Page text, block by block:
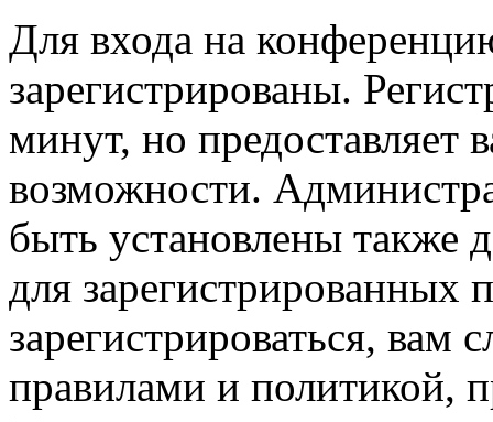
Для входа на
зарегистрированы.
минут, но предоставляет
возможности.
быть установлены также
для зарегистрированных
зарегистрироваться, вам
правилами и политикой,